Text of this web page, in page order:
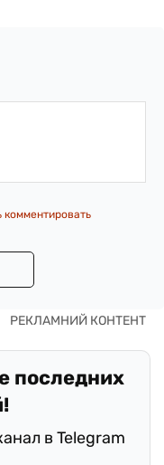
комментировать
последних
в Telegram